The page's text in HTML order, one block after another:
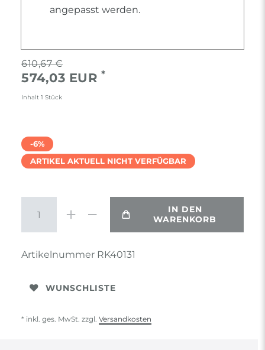
angepasst werden.
610,67 €
574,03 EUR *
Inhalt 1 Stück
-6%
ARTIKEL AKTUELL NICHT VERFÜGBAR
IN DEN
WARENKORB
Artikelnummer RK40131
WUNSCHLISTE
* inkl. ges. MwSt. zzgl. Versandkosten